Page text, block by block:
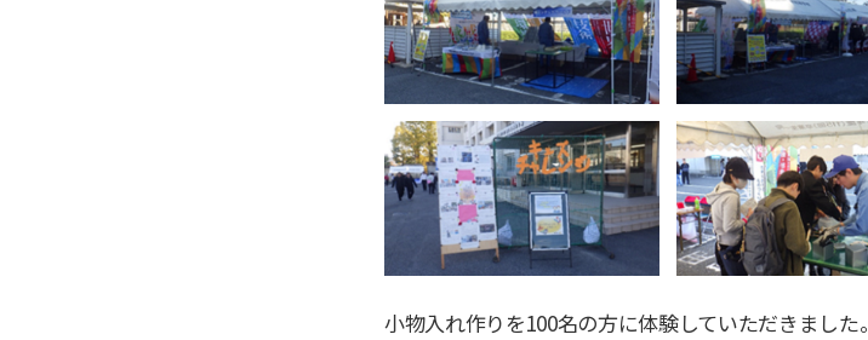
小物入れ作りを100名の方に体験していただきました。